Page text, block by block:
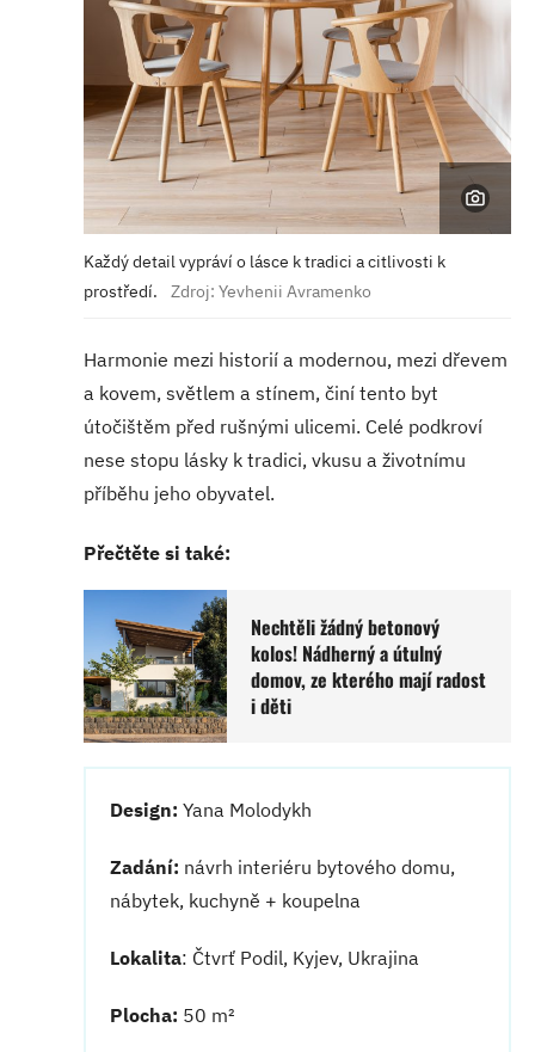
Každý detail vypráví o lásce k tradici a citlivosti k
prostředí.
Zdroj: Yevhenii Avramenko
Harmonie mezi historií a modernou, mezi dřevem
a kovem, světlem a stínem, činí tento byt
útočištěm před rušnými ulicemi. Celé podkroví
nese stopu lásky k tradici, vkusu a životnímu
příběhu jeho obyvatel.
Přečtěte si také:
Nechtěli žádný betonový
kolos! Nádherný a útulný
domov, ze kterého mají radost
i děti
Design: Yana Molodykh
Zadání: návrh interiéru bytového domu,
nábytek, kuchyně + koupelna
Lokalita: Čtvrť Podil, Kyjev, Ukrajina
Plocha: 50 m²